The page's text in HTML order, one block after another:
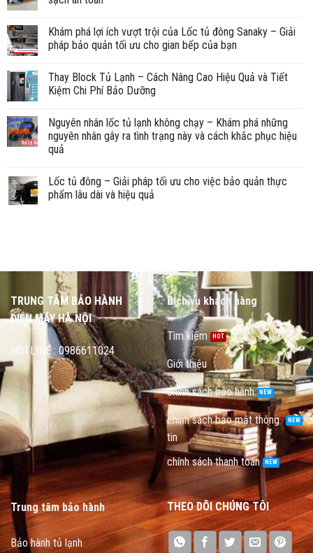
Khám phá lợi ích vượt trội của Lốc tủ đông Sanaky – Giải
pháp bảo quản tối ưu cho gian bếp của bạn
Thay Block Tủ Lạnh – Cách Nâng Cao Hiệu Quả và Tiết
Kiệm Chi Phí Bảo Dưỡng
Nguyên nhân lốc tủ lạnh không chạy – Khám phá những
nguyên nhân gây ra tình trạng này và cách khắc phục hiệu
quả
Lốc tủ đông – Giải pháp tối ưu cho việc bảo quản thực
phẩm lâu dài và hiệu quả
TRUNG TÂM BẢO HÀNH
ĐIỆN MÁY HÀ NỘI
HOTLINE : 0986611024
Dịch vụ khách hàng
Tìm kiếm
Giới thiệu
chính sách bảo hành
chính sách bảo mật thông
tin
chính sách thanh toán
Trung tâm bảo hành
Bảo hành tủ lạnh
THEO DÕI CHÚNG TÔI